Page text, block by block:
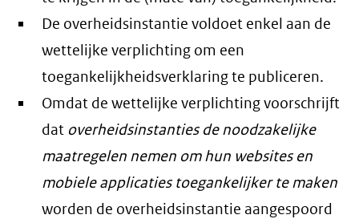
De overheidsinstantie voldoet enkel aan de
wettelijke verplichting om een
toegankelijkheidsverklaring te publiceren.
Omdat de wettelijke verplichting voorschrijft
dat overheidsinstanties de noodzakelijke
maatregelen nemen om hun websites en
mobiele applicaties toegankelijker te maken
worden de overheidsinstantie aangespoord